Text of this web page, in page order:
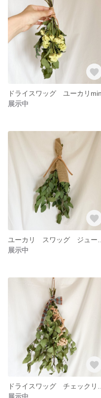
ドライスワッグ ユーカリ
展示中
展示中
展示中